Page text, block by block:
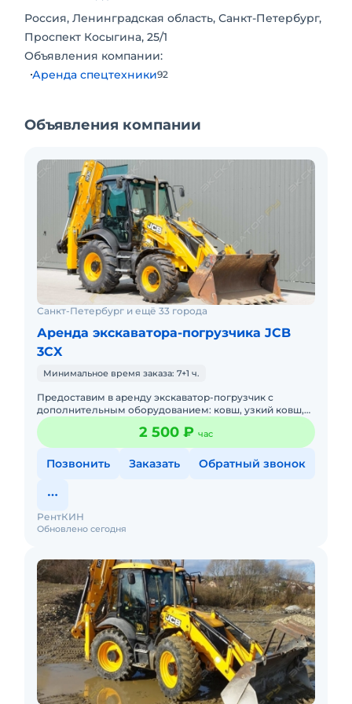
Россия, Ленинградская область, Санкт-Петербург,
Проспект Косыгина, 25/1
Объявления компании:
Аренда спецтехники92
Объявления компании
Санкт-Петербург и ещё 33 города
Аренда экскаватора-погрузчика JCB
3CX
Минимальное время заказа: 7+1 ч.
Предоставим в аренду экскаватор-погрузчик с
дополнительным оборудованием: ковш, узкий ковш,
гидромолот, вилы и ямобур. Минимальный заказ
спецтехники - половина2 500 ₽ час
Позвонить Заказать Обратный звонок
Обновлено сегодня
РентКИН